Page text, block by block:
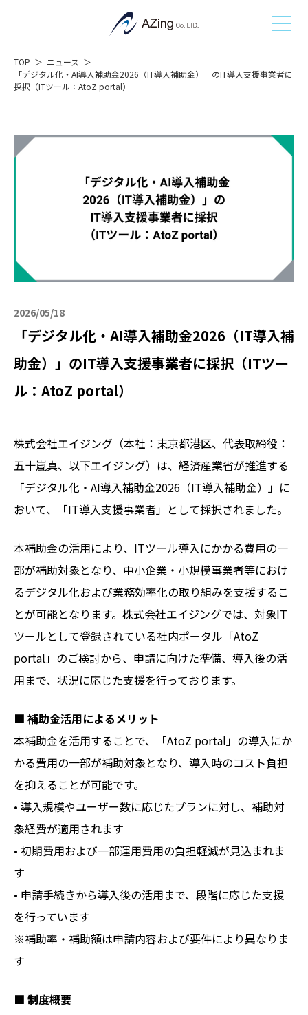
TOP
ニュース
「デジタル化・AI導入補助金2026（IT導入補助金）」のIT導入支援事業者に
採択（ITツール：AtoZ portal）
2026/05/18
「デジタル化・AI導入補助金2026（IT導入補
助金）」のIT導入支援事業者に採択（ITツー
ル：AtoZ portal）
株式会社エイジング（本社：東京都港区、代表取締役：
五十嵐真、以下エイジング）は、経済産業省が推進する
「デジタル化・AI導入補助金2026（IT導入補助金）」に
おいて、「IT導入支援事業者」として採択されました。
本補助金の活用により、ITツール導入にかかる費用の一
部が補助対象となり、中小企業・小規模事業者等におけ
るデジタル化および業務効率化の取り組みを支援するこ
とが可能となります。株式会社エイジングでは、対象IT
ツールとして登録されている社内ポータル「AtoZ
portal」のご検討から、申請に向けた準備、導入後の活
用まで、状況に応じた支援を行っております。
■ 補助金活用によるメリット
本補助金を活用することで、「AtoZ portal」の導入にか
かる費用の一部が補助対象となり、導入時のコスト負担
を抑えることが可能です。
• 導入規模やユーザー数に応じたプランに対し、補助対
象経費が適用されます
• 初期費用および一部運用費用の負担軽減が見込まれま
す
• 申請手続きから導入後の活用まで、段階に応じた支援
を行っています
※補助率・補助額は申請内容および要件により異なりま
す
■ 制度概要